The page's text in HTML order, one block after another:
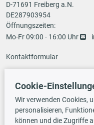
D-71691 Freiberg a.N.
DE287903954
Öffnungszeiten:
Mo-Fr 09:00 - 16:00 Uhr
Kontaktformular
Zahlungsarten
Cookie-
Wir verwenden Cookies,
personalisieren,
können und die Zugriffe